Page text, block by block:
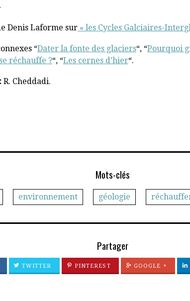
Denis Laforme sur « les Cycles Galciaires-
“Dater la fonte des glaciers“, “Pourquoi
réchauffe ?“, “Les cernes d’hier“.
R. Cheddadi.
Mots-clés
environnement géologie
Partager
TWITTER PINTEREST GOOGLE +